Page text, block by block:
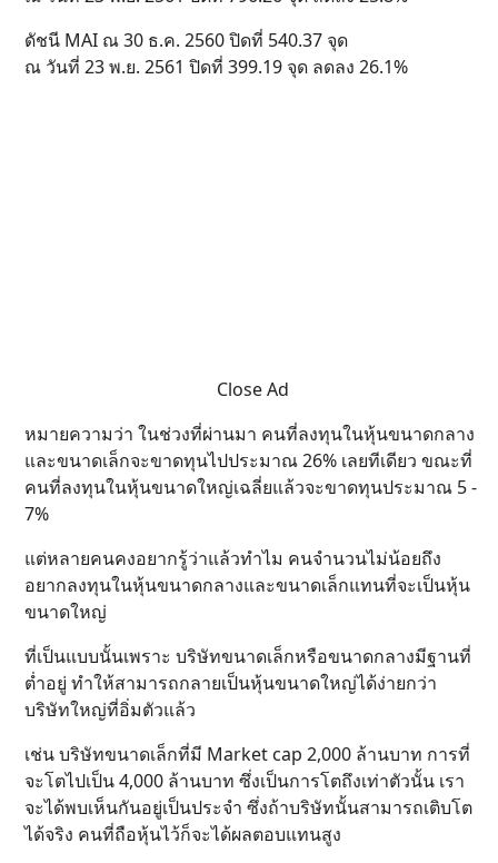
ดัชนี MAI ณ 30 ธ.ค. 2560 ปิดที่ 540.37 จุด
ณ วันที่ 23 พ.ย. 2561 ปิดที่ 399.19 จุด ลดลง 26.1%
Close Ad
หมายความว่า ในช่วงที่ผ่านมา คนที่ลงทุนในหุ้นขนาดกลาง
และขนาดเล็กจะขาดทุนไปประมาณ 26% เลยทีเดียว ขณะที่
คนที่ลงทุนในหุ้นขนาดใหญ่เฉลี่ยแล้วจะขาดทุนประมาณ 5 -
7%
แต่หลายคนคงอยากรู้ว่าแล้วทำไม คนจำนวนไม่น้อยถึง
อยากลงทุนในหุ้นขนาดกลางและขนาดเล็กแทนที่จะเป็นหุ้น
ขนาดใหญ่
ที่เป็นแบบนั้นเพราะ บริษัทขนาดเล็กหรือขนาดกลางมีฐานที่
ต่ำอยู่ ทำให้สามารถกลายเป็นหุ้นขนาดใหญ่ได้ง่ายกว่า
บริษัทใหญ่ที่อิ่มตัวแล้ว
เช่น บริษัทขนาดเล็กที่มี Market cap 2,000 ล้านบาท การที่
จะโตไปเป็น 4,000 ล้านบาท ซึ่งเป็นการโตถึงเท่าตัวนั้น เรา
จะได้พบเห็นกันอยู่เป็นประจำ ซึ่งถ้าบริษัทนั้นสามารถเติบโต
ได้จริง คนที่ถือหุ้นไว้ก็จะได้ผลตอบแทนสูง